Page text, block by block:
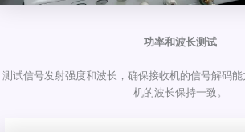
功率和波长测试
测试信号发射强度和波长，确保接收机的信号解码
机的波长保持一致。